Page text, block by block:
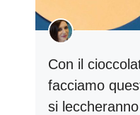
Con il
facciamo
si